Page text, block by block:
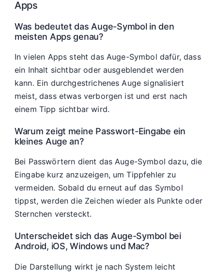
Apps
Was bedeutet das Auge-Symbol in den
meisten Apps genau?
In vielen Apps steht das Auge-Symbol dafür, dass
ein Inhalt sichtbar oder ausgeblendet werden
kann. Ein durchgestrichenes Auge signalisiert
meist, dass etwas verborgen ist und erst nach
einem Tipp sichtbar wird.
Warum zeigt meine Passwort-Eingabe ein
kleines Auge an?
Bei Passwörtern dient das Auge-Symbol dazu, die
Eingabe kurz anzuzeigen, um Tippfehler zu
vermeiden. Sobald du erneut auf das Symbol
tippst, werden die Zeichen wieder als Punkte oder
Sternchen versteckt.
Unterscheidet sich das Auge-Symbol bei
Android, iOS, Windows und Mac?
Die Darstellung wirkt je nach System leicht